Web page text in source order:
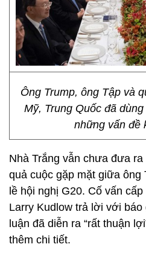
Ông Trump, ông Tập và
Mỹ, Trung Quốc đã
những vấn đề
Nhà Trắng vẫn chưa đưa
quả cuộc gặp mặt giữa ông
lề hội nghị G20. Cố vấn
Larry Kudlow trả lời với
luận đã diễn ra “rất thuận
thêm chi tiết.